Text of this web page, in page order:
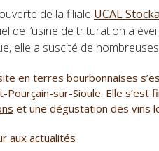
de la filiale UCAL
de l’usine de trituration a
elle a suscité de
en terres bourbonnaises
Pourçain-sur-Sioule. Elle s’est
et une dégustation des vins
aux actualités